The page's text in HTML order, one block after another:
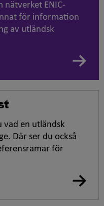
nätverket ENIC-
för information
av utländsk
vad en utländsk
Där ser du också
för